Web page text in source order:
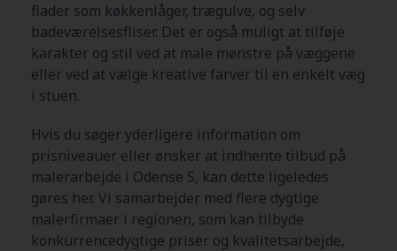
flader som køkkenlåger, trægulve, og selv
badeværelsesfliser. Det er også muligt at tilføje
karakter og stil ved at male mønstre på væggene
eller ved at vælge kreative farver til en enkelt væg
i stuen.
Hvis du søger yderligere information om
prisniveauer eller ønsker at indhente tilbud på
malerarbejde i Odense S, kan dette ligeledes
gøres her. Vi samarbejder med flere dygtige
malerfirmaer i regionen, som kan tilbyde
konkurrencedygtige priser og kvalitetsarbejde,